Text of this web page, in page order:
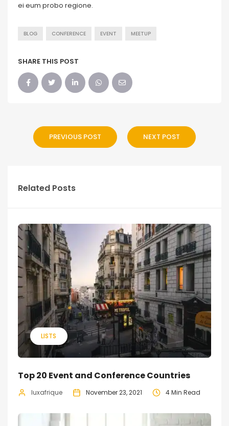
ei eum probo regione.
BLOG CONFERENCE EVENT MEETUP
SHARE THIS POST
PREVIOUS POST NEXT POST
Related Posts
LISTS
Top 20 Event and Conference Countries
luxafrique November 23, 2021 4 Min Read